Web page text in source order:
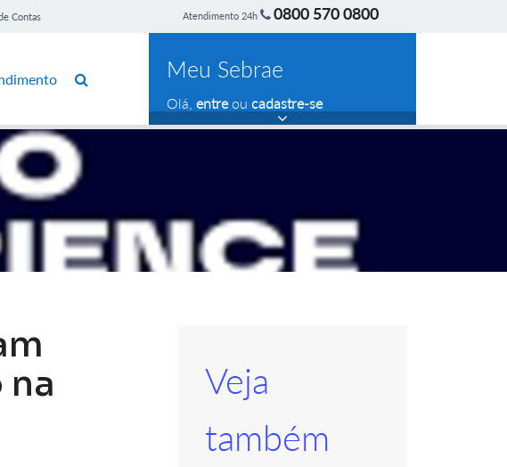
Contas Atendimento 24h 0800 570 0800
Meu Sebrae
Olá, entreou cadastre-se
Veja
também